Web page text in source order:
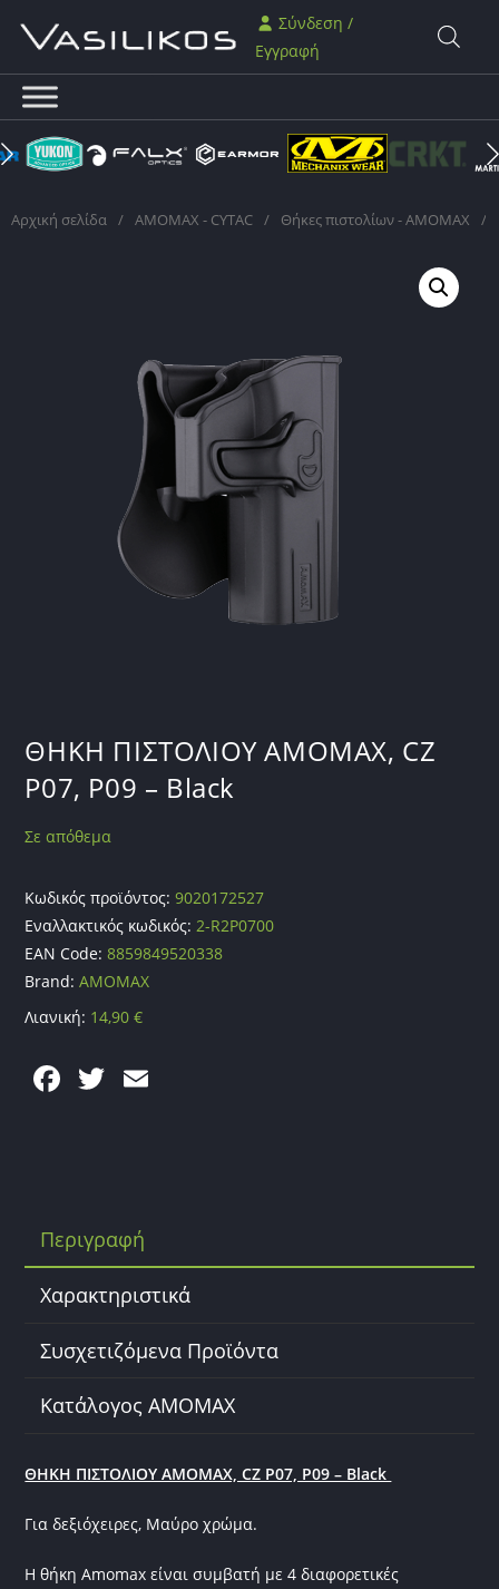
Σύνδεση /
Εγγραφή
Αρχική σελίδα / AMOMAX - CYTAC / Θήκες πιστολίων - AMOMAX /
ΘΗΚΗ ΠΙΣΤΟΛΙΟΥ AMOMAX, CZ
P07, P09 – Black
Σε απόθεμα
Κωδικός προϊόντος:9020172527
Εναλλακτικός κωδικός:2-R2P0700
EAN Code:8859849520338
Brand:AMOMAX
Λιανική: 14,90€
F
o
o
T
Περιγραφή
Χαρακτηριστικά
Συσχετιζόμενα Προϊόντα
Κατάλογος AMOMAX
ΘΗΚΗ ΠΙΣΤΟΛΙΟΥ AMOMAX, CZ P07, P09 – Black
Για δεξιόχειρες, Μαύρο χρώμα.
Η θήκη Amomax είναι συμβατή με 4 διαφορετικές